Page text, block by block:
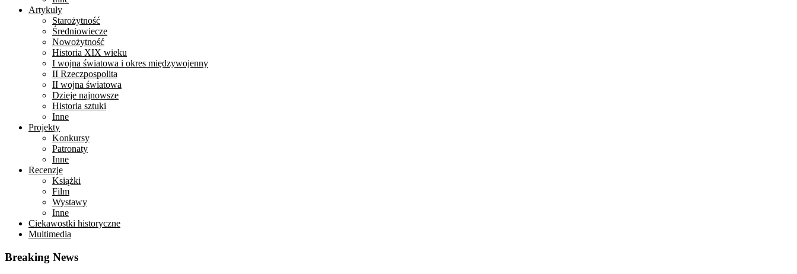
Artykuły
Starożytność
Średniowiecze
Nowożytność
Historia XIX wieku
I wojna światowa i okres międzywojenny
II Rzeczpospolita
II wojna światowa
Dzieje najnowsze
Historia sztuki
Inne
Projekty
Konkursy
Patronaty
Inne
Recenzje
Książki
Film
Wystawy
Inne
Ciekawostki historyczne
Multimedia
Breaking News